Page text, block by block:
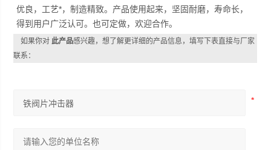
优良，工艺*，制造精致。产品使用起来，坚固耐磨，寿命长，
得到用户广泛认可。也可定做，欢迎合作。
如果你对此产品感兴趣，想了解更详细的产品信息，填写下表直接与厂家
联系：